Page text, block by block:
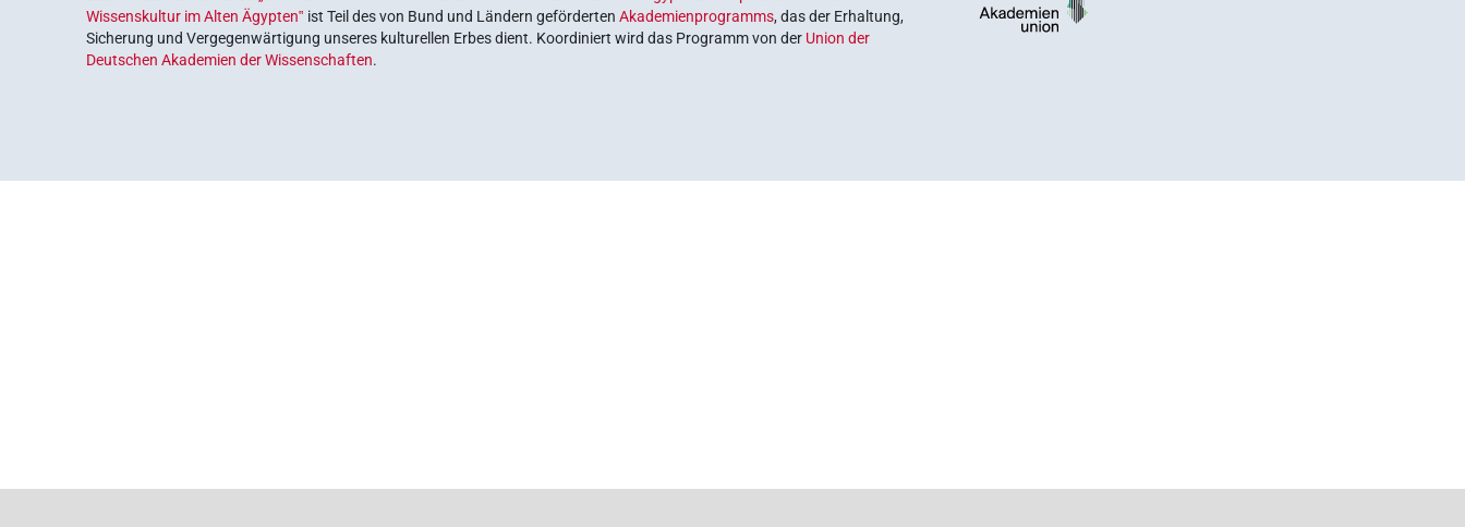
Wissenskultur im Alten Ägypten‟ ist Teil des von Bund und Ländern gefördertenAkademienprogramms, das der Erhaltung,
Sicherung und Vergegenwärtigung unseres kulturellen Erbes dient. Koordiniert wird das Programm von der Union der
Deutschen Akademien der Wissenschaften.